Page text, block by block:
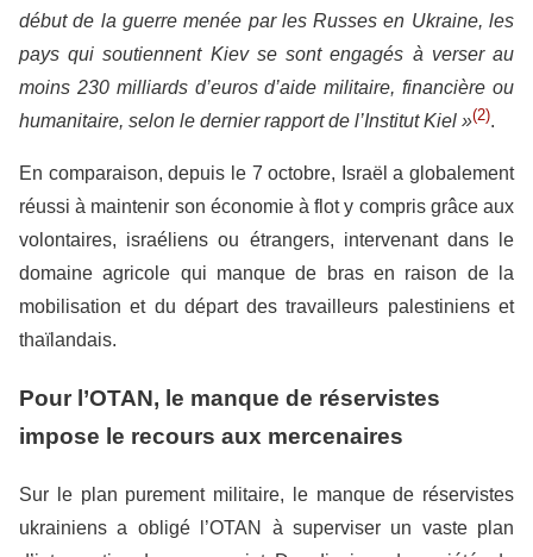
début de la guerre menée par les Russes en Ukraine, les
pays qui soutiennent Kiev se sont engagés à verser au
moins 230 milliards d’euros d’aide militaire, financière ou
humanitaire, selon le dernier rapport de l’Institut Kiel »(2).
En comparaison, depuis le 7 octobre, Israël a globalement
réussi à maintenir son économie à flot y compris grâce aux
volontaires, israéliens ou étrangers, intervenant dans le
domaine agricole qui manque de bras en raison de la
mobilisation et du départ des travailleurs palestiniens et
thaïlandais.
Pour l’OTAN, le manque de réservistes
impose le recours aux mercenaires
Sur le plan purement militaire, le manque de réservistes
ukrainiens a obligé l’OTAN à superviser un vaste plan